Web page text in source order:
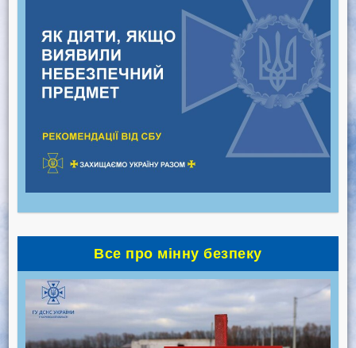
Все про мінну безпеку